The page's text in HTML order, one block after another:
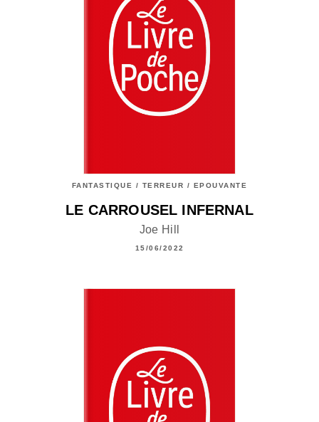
FANTASTIQUE / TERREUR / EPOUVANTE
LE CARROUSEL INFERNAL
Joe Hill
15/06/2022